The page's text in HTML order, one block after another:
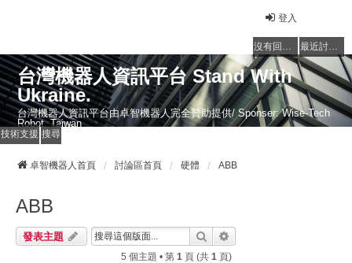
登入
沒有回覆的主題 最近討論的主題
台灣機器人資訊平台 Stand With
Ukraine.
台灣機器人資訊平台由卓智機器人完全贊助提供/ Sponser: Wise-Tech
Robot, Taiwan
技術支援 搜尋
卓智機器人首頁 討論區首頁 硬體 ABB
ABB
發表主題 搜尋
5 個主題 • 第 1頁 (共 1頁)